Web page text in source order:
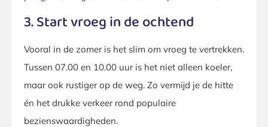
3. Start vroeg in de ochtend
Vooral in de zomer is het slim om vroeg te vertrekken.
Tussen 07.00 en 10.00 uur is het niet alleen koeler,
maar ook rustiger op de weg. Zo vermijd je de hitte
én het drukke verkeer rond populaire
bezienswaardigheden.